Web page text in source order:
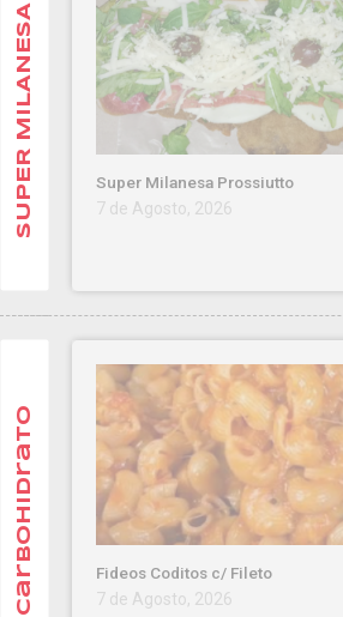
SUPER MILANESA
CarboHidrato
Super Milanesa Prossiutto
7 de Agosto, 2026
Fideos Coditos c/ Fileto
7 de Agosto, 2026